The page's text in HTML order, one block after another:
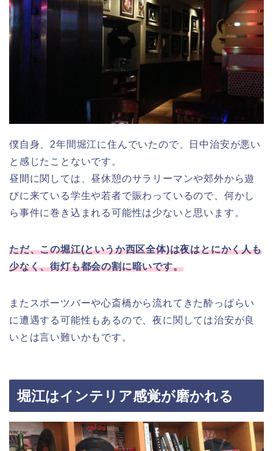
僕自身、2年間堀江に住んでいたので、日中治安が悪い
と感じたことないです。
昼間に関しては、昼休憩のサラリーマンや郊外から遊
びに来ている学生や若者で賑わっているので、何かし
ら事件に巻き込まれる可能性は少ないと思います。
ただ、この堀江(というか西区全体)は夜はとにかく人も
少なく、街灯も都会の割に暗いです。
またスポーツバーや心斎橋から流れてきた酔っぱらい
に遭遇する可能性もあるので、夜に関しては治安が良
いとは言い難いかもです。
堀江はインテリア感覚が磨かれる